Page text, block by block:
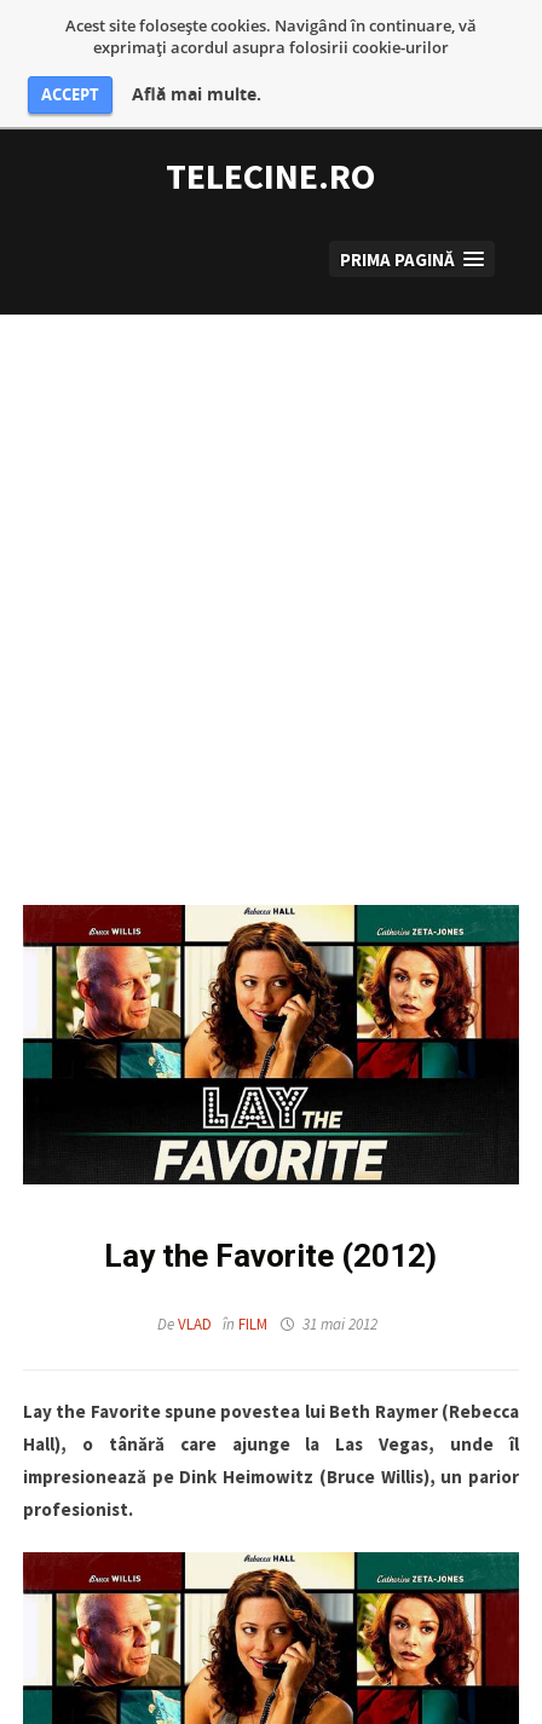
Acest site foloseşte cookies. Navigând în continuare, vă
exprimaţi acordul asupra folosirii cookie-urilor
ACCEPT Află mai multe.
conținut
TELECINE.RO
PRIMA PAGINĂ
Lay the Favorite (2012)
DeVLAD în FILM 31 mai 2012
Lay the Favorite spune povestea lui Beth Raymer (Rebecca
Hall), o tânără care ajunge la Las Vegas, unde îl
impresionează pe Dink Heimowitz (Bruce Willis), un parior
profesionist.